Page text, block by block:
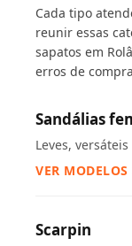
Cada tipo
reunir essas
sapatos em
erros de
Sandálias
Leves,
VER MODELOS
Scarpin